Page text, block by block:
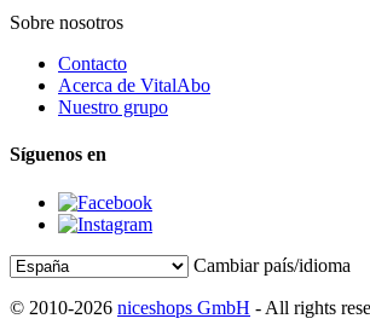
Sobre nosotros
Contacto
Acerca de VitalAbo
Nuestro grupo
Síguenos en
Cambiar país/idioma
© 2010-2026 niceshops GmbH - All rights